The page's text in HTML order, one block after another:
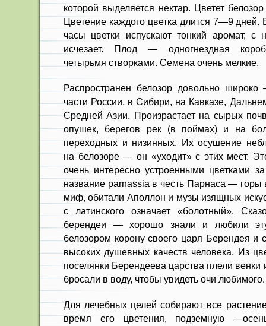
которой выделяется нектар. Цветет
Цветение каждого цветка длится 7—9
часы цветки испускают тонкий аромат, с
исчезает. Плод — одногнездная
четырьмя створками. Семена очень мелкие.
Распространен белозор довольно
части России, в Сибири, на Кавказе,
Средней Азии. Произрастает на сырых
опушек, берегов рек (в поймах) и на
переходных и низинных. Их осушение
на белозоре — он «уходит» с этих мест.
очень интересно устроенными цветками
название parnassia в честь Парнаса — горы
миф, обитали Аполлон и музы изящных
с латинского означает «болотный».
берендеи — хорошо знали и любили
белозором корону своего царя Берендея и
высоких душевных качеств человека. Из
поселянки Берендеева царства плели
бросали в воду, чтобы увидеть очи любимого.
Для лечебных целей собирают все
время его цветения, подземную